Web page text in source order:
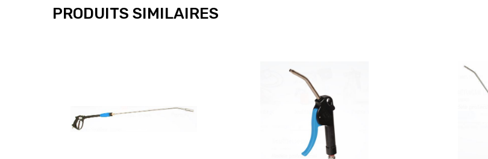
PRODUITS SIMILAIRES